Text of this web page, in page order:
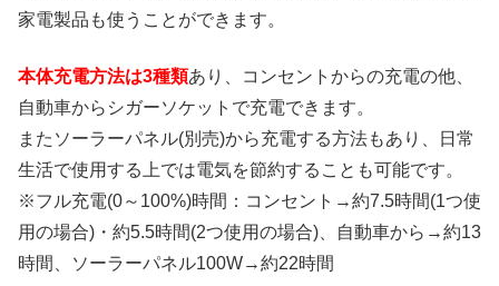
家電製品も使うことができます。
本体充電方法は3種類あり、コンセントからの充電の他、
自動車からシガーソケットで充電できます。
またソーラーパネル(別売)から充電する方法もあり、日常
生活で使用する上では電気を節約することも可能です。
※フル充電(0～100%)時間：コンセント→約7.5時間(1つ使
用の場合)・約5.5時間(2つ使用の場合)、自動車から→約13
時間、ソーラーパネル100W→約22時間